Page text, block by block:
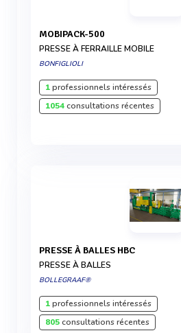
MOBIPACK-500
PRESSE À FERRAILLE MOBILE
BONFIGLIOLI
1professionnels intéressés
1054consultations récentes
PRESSE À BALLES HBC
PRESSE À BALLES
BOLLEGRAAF®
1professionnels intéressés
805consultations récentes